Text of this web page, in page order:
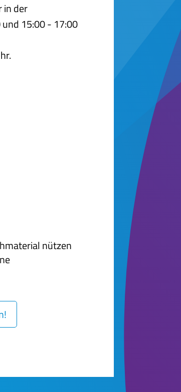
in der
15:00 - 17:00
nützen